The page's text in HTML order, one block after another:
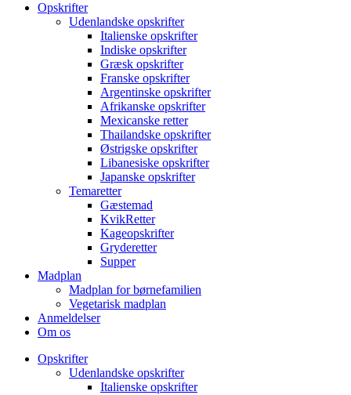
Opskrifter
Udenlandske opskrifter
Italienske opskrifter
Indiske opskrifter
Græsk opskrifter
Franske opskrifter
Argentinske opskrifter
Afrikanske opskrifter
Mexicanske retter
Thailandske opskrifter
Østrigske opskrifter
Libanesiske opskrifter
Japanske opskrifter
Temaretter
Gæstemad
KvikRetter
Kageopskrifter
Gryderetter
Supper
Madplan
Madplan for børnefamilien
Vegetarisk madplan
Anmeldelser
Om os
Opskrifter
Udenlandske opskrifter
Italienske opskrifter